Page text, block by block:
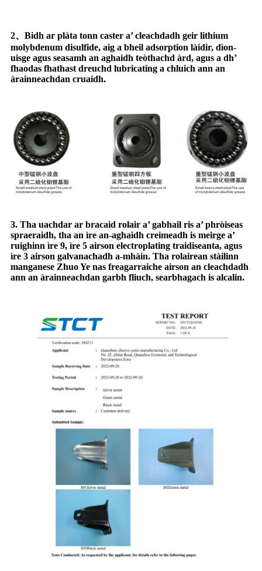
2、Bidh ar plàta tonn caster a’ cleachdadh geir lithium
molybdenum disulfide, aig a bheil adsorption làidir, dìon-
uisge agus seasamh an aghaidh teòthachd àrd, agus a dh’
fhaodas fhathast dreuchd lubricating a chluich ann an
àrainneachdan cruaidh.
3. Tha uachdar ar bracaid rolair a’ gabhail ris a’ phròiseas
spraeraidh, tha an ìre an-aghaidh creimeadh is meirge a’
ruighinn ìre 9, ìre 5 airson electroplating traidiseanta, agus
ìre 3 airson galvanachadh a-mhàin. Tha rolairean stàilinn
manganese Zhuo Ye nas freagarraiche airson an cleachdadh
ann an àrainneachdan garbh fliuch, searbhagach is alcalin.